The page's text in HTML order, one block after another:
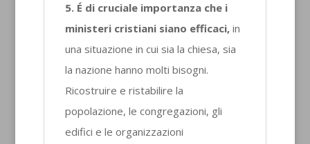
5. É di cruciale importanza che i
ministeri cristiani siano efficaci, in
una situazione in cui sia la chiesa, sia
la nazione hanno molti bisogni.
Ricostruire e ristabilire la
popolazione, le congregazioni, gli
edifici e le organizzazioni